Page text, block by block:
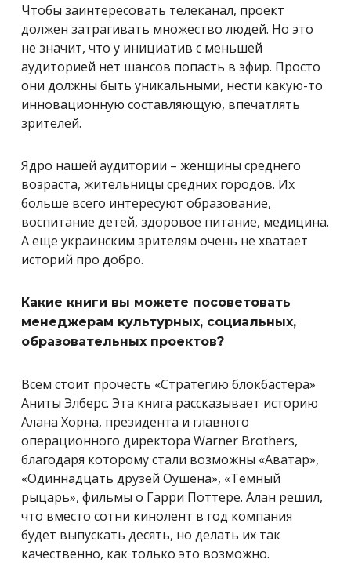
Чтобы заинтересовать телеканал, проект
должен затрагивать множество людей. Но это
не значит, что у инициатив с меньшей
аудиторией нет шансов попасть в эфир. Просто
они должны быть уникальными, нести какую-то
инновационную составляющую, впечатлять
зрителей.
Ядро нашей аудитории – женщины среднего
возраста, жительницы средних городов. Их
больше всего интересуют образование,
воспитание детей, здоровое питание, медицина.
А еще украинским зрителям очень не хватает
историй про добро.
Какие книги вы можете посоветовать
менеджерам культурных, социальных,
образовательных проектов?
Всем стоит прочесть «Стратегию блокбастера»
Аниты Элберс. Эта книга рассказывает историю
Алана Хорна, президента и главного
операционного директора Warner Brothers,
благодаря которому стали возможны «Аватар»,
«Одиннадцать друзей Оушена», «Темный
рыцарь», фильмы о Гарри Поттере. Алан решил,
что вместо сотни кинолент в год компания
будет выпускать десять, но делать их так
качественно, как только это возможно.